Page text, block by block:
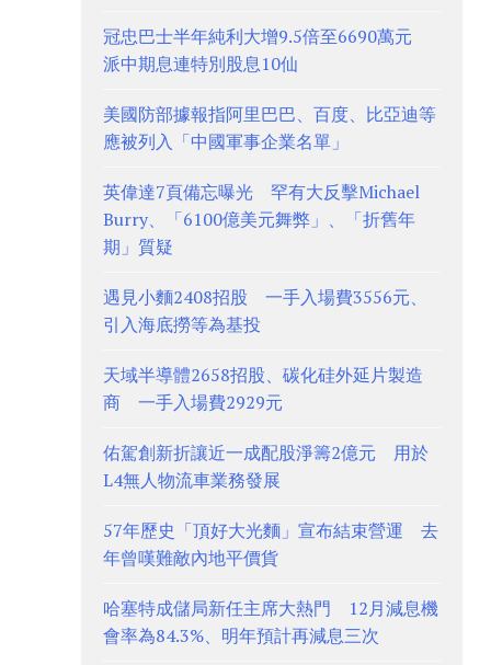
冠忠巴士半年純利大增9.5倍至6690萬元
派中期息連特別股息10仙
美國防部據報指阿里巴巴、百度、比亞迪等
應被列入「中國軍事企業名單」
英偉達7頁備忘曝光 罕有大反擊Michael
Burry、「6100億美元舞弊」、「折舊年
期」質疑
遇見小麵2408招股 一手入場費3556元、
引入海底撈等為基投
天域半導體2658招股、碳化硅外延片製造
商 一手入場費2929元
佑駕創新折讓近一成配股淨籌2億元 用於
L4無人物流車業務發展
57年歷史「頂好大光麵」宣布結束營運 去
年曾嘆難敵內地平價貨
哈塞特成儲局新任主席大熱門 12月減息機
會率為84.3%、明年預計再減息三次